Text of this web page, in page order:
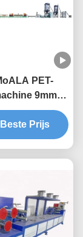
PET-
9mm
Prijs